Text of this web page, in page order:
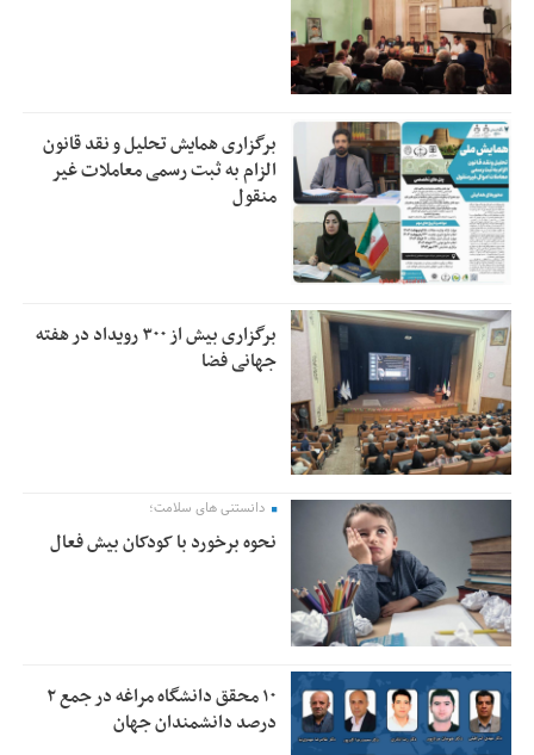
برگزاری همایش تحلیل و نقد قانون
الزام به ثبت رسمی معاملات غیر
منقول
برگزاری بیش از ۳۰۰ رویداد در هفته
جهانی فضا
دانستنی های سلامت؛
نحوه برخورد با کودکان بیش فعال
۱۰ محقق دانشگاه مراغه در جمع ۲
درصد دانشمندان جهان